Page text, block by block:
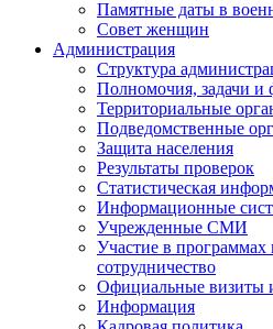
Памятные даты в
Совет женщин
Администрация
Структура
Полномочия, задачи и
Территориальные
Подведомственные
Защита населения
Результаты проверок
Статистическая
Информационные
Учрежденные СМИ
Участие в
сотрудничество
Официальные визиты
Информация